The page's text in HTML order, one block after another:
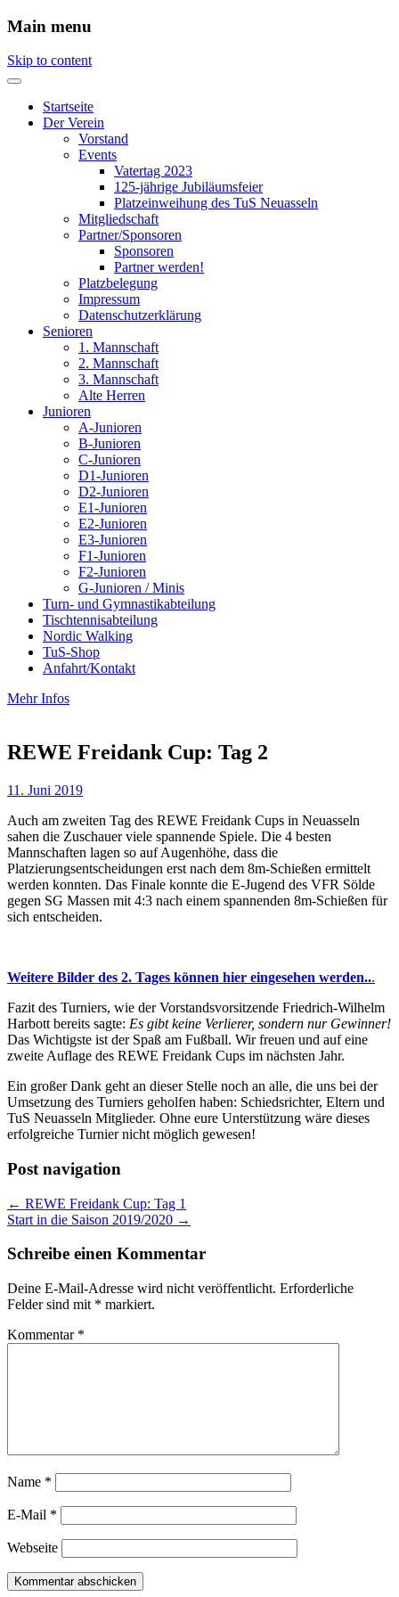
Main menu
Skip to content
Startseite
Der Verein
Vorstand
Events
Vatertag 2023
125-jährige Jubiläumsfeier
Platzeinweihung des TuS Neuasseln
Mitgliedschaft
Partner/Sponsoren
Sponsoren
Partner werden!
Platzbelegung
Impressum
Datenschutzerklärung
Senioren
1. Mannschaft
2. Mannschaft
3. Mannschaft
Alte Herren
Junioren
A-Junioren
B-Junioren
C-Junioren
D1-Junioren
D2-Junioren
E1-Junioren
E2-Junioren
E3-Junioren
F1-Junioren
F2-Junioren
G-Junioren / Minis
Turn- und Gymnastikabteilung
Tischtennisabteilung
Nordic Walking
TuS-Shop
Anfahrt/Kontakt
Mehr Infos
REWE Freidank Cup: Tag 2
11. Juni 2019
Auch am zweiten Tag des REWE Freidank Cups in Neuasseln
sahen die Zuschauer viele spannende Spiele. Die 4 besten
Mannschaften lagen so auf Augenhöhe, dass die
Platzierungsentscheidungen erst nach dem 8m-Schießen ermittelt
werden konnten. Das Finale konnte die E-Jugend des VFR Sölde
gegen SG Massen mit 4:3 nach einem spannenden 8m-Schießen für
sich entscheiden.
Weitere Bilder des 2. Tages können hier eingesehen werden...
Fazit des Turniers, wie der Vorstandsvorsitzende Friedrich-Wilhelm
Harbott bereits sagte: Es gibt keine Verlierer, sondern nur Gewinner!
Das Wichtigste ist der Spaß am Fußball. Wir freuen und auf eine
zweite Auflage des REWE Freidank Cups im nächsten Jahr.
Ein großer Dank geht an dieser Stelle noch an alle, die uns bei der
Umsetzung des Turniers geholfen haben: Schiedsrichter, Eltern und
TuS Neuasseln Mitglieder. Ohne eure Unterstützung wäre dieses
erfolgreiche Turnier nicht möglich gewesen!
Post navigation
← REWE Freidank Cup: Tag 1
Start in die Saison 2019/2020 →
Schreibe einen Kommentar
Deine E-Mail-Adresse wird nicht veröffentlicht. Erforderliche
Felder sind mit * markiert.
Kommentar *
Name *
E-Mail *
Webseite